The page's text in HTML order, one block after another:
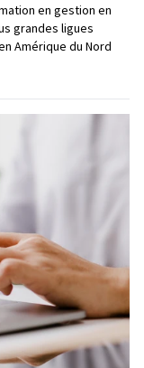
en gestion en
grandes ligues
Amérique du Nord